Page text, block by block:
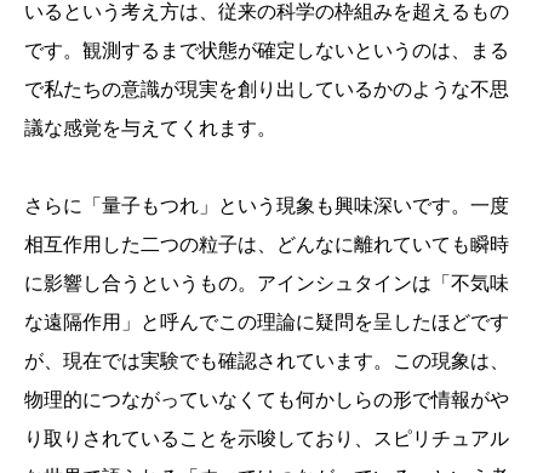
いるという考え方は、従来の科学の枠組みを超えるもの
です。観測するまで状態が確定しないというのは、まる
で私たちの意識が現実を創り出しているかのような不思
議な感覚を与えてくれます。
さらに「量子もつれ」という現象も興味深いです。一度
相互作用した二つの粒子は、どんなに離れていても瞬時
に影響し合うというもの。アインシュタインは「不気味
な遠隔作用」と呼んでこの理論に疑問を呈したほどです
が、現在では実験でも確認されています。この現象は、
物理的につながっていなくても何かしらの形で情報がや
り取りされていることを示唆しており、スピリチュアル